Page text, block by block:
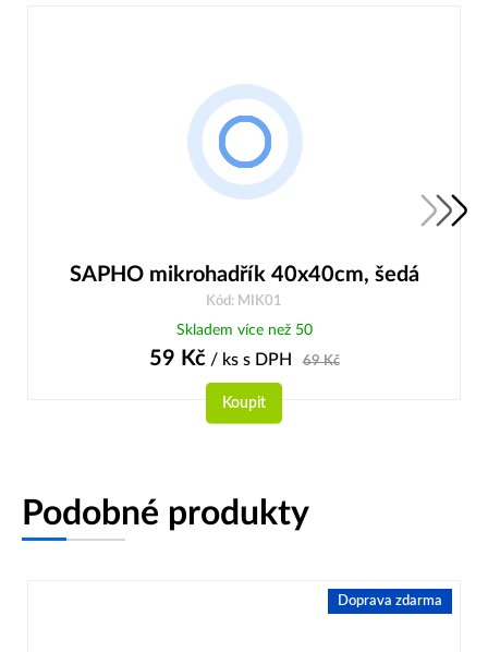
SAPHO mikrohadřík 40x40cm, šedá
Kód: MIK01
Skladem více než 50
59 Kč/ ks s DPH 69Kč
Koupit
Podobné produkty
Doprava zdarma